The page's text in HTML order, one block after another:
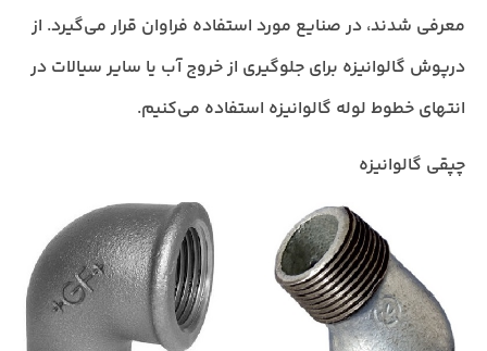
معرفی شدند، در صنایع مورد استفاده فراوان قرار می‌گیرد. از
درپوش گالوانیزه برای جلوگیری از خروج آب یا سایر سیالات در
انتهای خطوط لوله گالوانیزه استفاده می‌کنیم.
چپقی گالوانیزه